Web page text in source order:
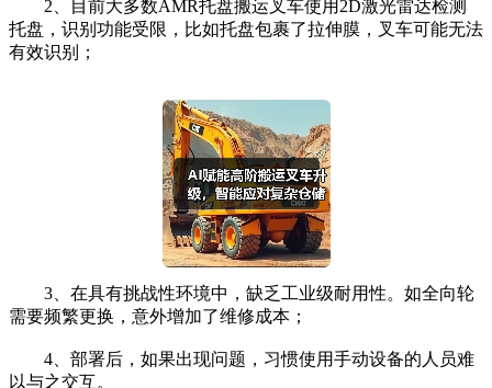
2、目前大多数AMR托盘搬运叉车使用2D激光雷达检测
托盘，识别功能受限，比如托盘包裹了拉伸膜，叉车可能无法
有效识别；
3、在具有挑战性环境中，缺乏工业级耐用性。如全向轮
需要频繁更换，意外增加了维修成本；
4、部署后，如果出现问题，习惯使用手动设备的人员难
以与之交互。